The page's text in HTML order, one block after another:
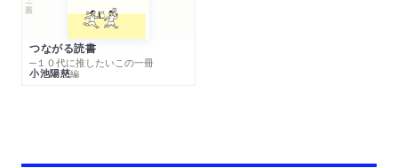
つながる読書
─１０代に推したいこの一冊
小池陽慈編